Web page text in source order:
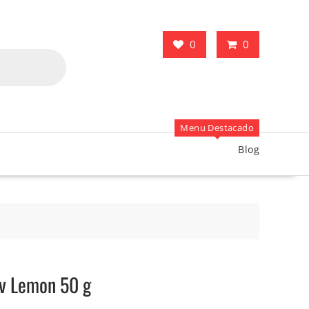
0 0
Menu Destacado
Blog
Lemon 50 g